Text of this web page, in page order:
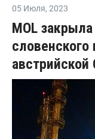
05 Июля, 2023
MOL
австрийской